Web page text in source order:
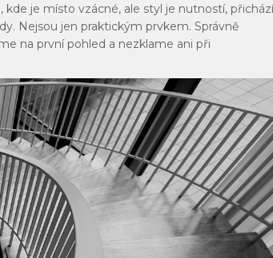
je místo vzácné, ale styl je nutností, přichází
Nejsou jen praktickým prvkem. Správně
na první pohled a nezklame ani při